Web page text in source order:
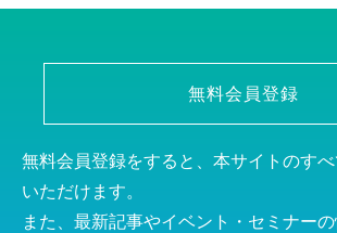
無料会員登録
無料会員登録をすると、本サイトのす
いただけます。
また、最新記事やイベント・セミナー